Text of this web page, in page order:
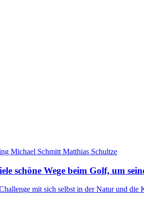
schöne Wege beim Golf, um
mit sich selbst in der Natur und die